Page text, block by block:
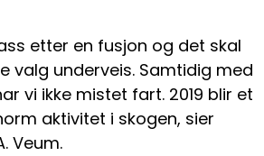
etter en fusjon og det skal
valg underveis. Samtidig med
vi ikke mistet fart. 2019 blir et
aktivitet i skogen, sier
Veum.